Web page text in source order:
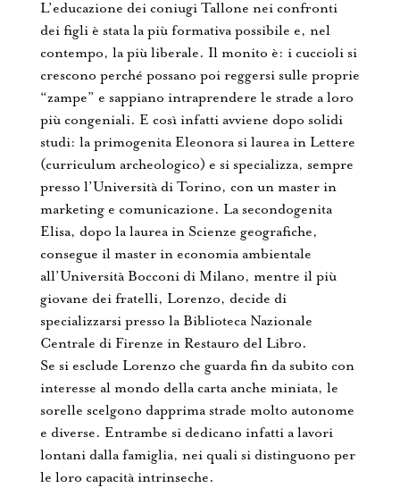
L’educazione dei coniugi Tallone nei confronti
dei figli è stata la più formativa possibile e, nel
contempo, la più liberale. Il monito è: i cuccioli si
crescono perché possano poi reggersi sulle proprie
“zampe” e sappiano intraprendere le strade a loro
più congeniali. E così infatti avviene dopo solidi
studi: la primogenita Eleonora si laurea in Lettere
(curriculum archeologico) e si specializza, sempre
presso l’Università di Torino, con un master in
marketing e comunicazione. La secondogenita
Elisa, dopo la laurea in Scienze geografiche,
consegue il master in economia ambientale
all’Università Bocconi di Milano, mentre il più
giovane dei fratelli, Lorenzo, decide di
specializzarsi presso la Biblioteca Nazionale
Centrale di Firenze in Restauro del Libro.
Se si esclude Lorenzo che guarda fin da subito con
interesse al mondo della carta anche miniata, le
sorelle scelgono dapprima strade molto autonome
e diverse. Entrambe si dedicano infatti a lavori
lontani dalla famiglia, nei quali si distinguono per
le loro capacità intrinseche.